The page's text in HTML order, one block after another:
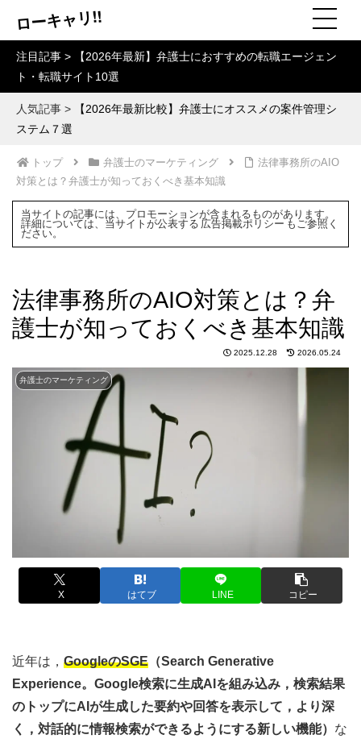
ローキャリ!!
注目記事 >
【2026年最新】弁護士におすすめの転職エージェン
ト・転職サイト10選
人気記事 >
【2026年最新比較】弁護士にオススメの案件管理シ
ステム７選
トップ 弁護士のマーケティング
法律事務所のAIO
対策とは？弁護士が知っておくべき基本知識
当サイトの記事には、プロモーションが含まれるものがあります。
詳細については、当サイトが公表する 広告掲載ポリシー もご参照く
ださい。
法律事務所のAIO対策とは？弁
護士が知っておくべき基本知識
2025.12.28 2026.05.24
弁護士のマーケティング
X はてブ LINE コピー
近年は， GoogleのSGE （Search Generative
Experience。Google検索に生成AIを組み込み，検索結果
のトップにAIが生成した要約や回答を表示して，より深
く，対話的に情報検索ができるようにする新しい機能） な